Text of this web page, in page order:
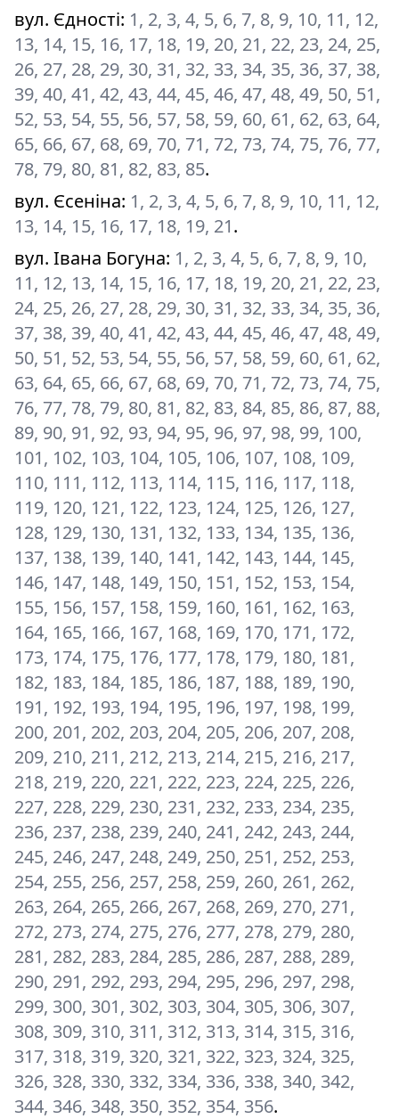
вул. Єдності: 1, 2, 3, 4, 5, 6, 7, 8, 9, 10, 11, 12,
13, 14, 15, 16, 17, 18, 19, 20, 21, 22, 23, 24, 25,
26, 27, 28, 29, 30, 31, 32, 33, 34, 35, 36, 37, 38,
39, 40, 41, 42, 43, 44, 45, 46, 47, 48, 49, 50, 51,
52, 53, 54, 55, 56, 57, 58, 59, 60, 61, 62, 63, 64,
65, 66, 67, 68, 69, 70, 71, 72, 73, 74, 75, 76, 77,
78, 79, 80, 81, 82, 83, 85.
вул. Єсеніна: 1, 2, 3, 4, 5, 6, 7, 8, 9, 10, 11, 12,
13, 14, 15, 16, 17, 18, 19, 21.
вул. Івана Богуна: 1, 2, 3, 4, 5, 6, 7, 8, 9, 10,
11, 12, 13, 14, 15, 16, 17, 18, 19, 20, 21, 22, 23,
24, 25, 26, 27, 28, 29, 30, 31, 32, 33, 34, 35, 36,
37, 38, 39, 40, 41, 42, 43, 44, 45, 46, 47, 48, 49,
50, 51, 52, 53, 54, 55, 56, 57, 58, 59, 60, 61, 62,
63, 64, 65, 66, 67, 68, 69, 70, 71, 72, 73, 74, 75,
76, 77, 78, 79, 80, 81, 82, 83, 84, 85, 86, 87, 88,
89, 90, 91, 92, 93, 94, 95, 96, 97, 98, 99, 100,
101, 102, 103, 104, 105, 106, 107, 108, 109,
110, 111, 112, 113, 114, 115, 116, 117, 118,
119, 120, 121, 122, 123, 124, 125, 126, 127,
128, 129, 130, 131, 132, 133, 134, 135, 136,
137, 138, 139, 140, 141, 142, 143, 144, 145,
146, 147, 148, 149, 150, 151, 152, 153, 154,
155, 156, 157, 158, 159, 160, 161, 162, 163,
164, 165, 166, 167, 168, 169, 170, 171, 172,
173, 174, 175, 176, 177, 178, 179, 180, 181,
182, 183, 184, 185, 186, 187, 188, 189, 190,
191, 192, 193, 194, 195, 196, 197, 198, 199,
200, 201, 202, 203, 204, 205, 206, 207, 208,
209, 210, 211, 212, 213, 214, 215, 216, 217,
218, 219, 220, 221, 222, 223, 224, 225, 226,
227, 228, 229, 230, 231, 232, 233, 234, 235,
236, 237, 238, 239, 240, 241, 242, 243, 244,
245, 246, 247, 248, 249, 250, 251, 252, 253,
254, 255, 256, 257, 258, 259, 260, 261, 262,
263, 264, 265, 266, 267, 268, 269, 270, 271,
272, 273, 274, 275, 276, 277, 278, 279, 280,
281, 282, 283, 284, 285, 286, 287, 288, 289,
290, 291, 292, 293, 294, 295, 296, 297, 298,
299, 300, 301, 302, 303, 304, 305, 306, 307,
308, 309, 310, 311, 312, 313, 314, 315, 316,
317, 318, 319, 320, 321, 322, 323, 324, 325,
326, 328, 330, 332, 334, 336, 338, 340, 342,
344, 346, 348, 350, 352, 354, 356.